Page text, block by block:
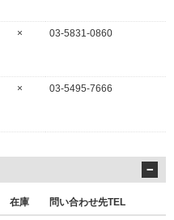
× 03-5831-0860
× 03-5495-7666
在庫 問い合わせ先TEL